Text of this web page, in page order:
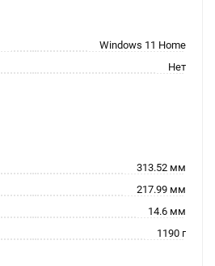
Windows 11 Home
Нет
313.52 мм
217.99 мм
14.6 мм
1190 г